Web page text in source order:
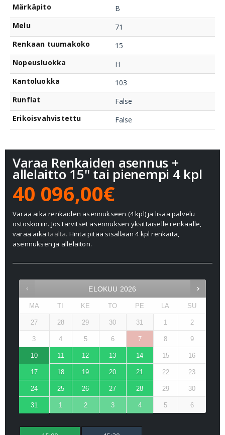
Märkäpito
B
Melu
71
Renkaan tuumakoko
15
Nopeusluokka
H
Kantoluokka
103
Runflat
False
Erikoisvahvistettu
False
Varaa Renkaiden asennus +
allelaitto 15" tai pienempi 4 kpl
40 096,00€
Varaa aika renkaiden asennukseen (4 kpl) ja lisää palvelu
ostoskoriin. Jos tarvitset asennuksen yksittäiselle renkaalle,
varaa aikatäältä. Hinta pitää sisällään 4 kpl renkaita,
asennuksen ja allelaiton.
ELOKUU 2026
MA TI KE TO PE LA SU
27 28 29 30 31 1 2
3 4 5 6 7 8 9
10 11 12 13 14 15 16
17 18 19 20 21 22 23
24 25 26 27 28 29 30
31 1 2 3 4 5 6